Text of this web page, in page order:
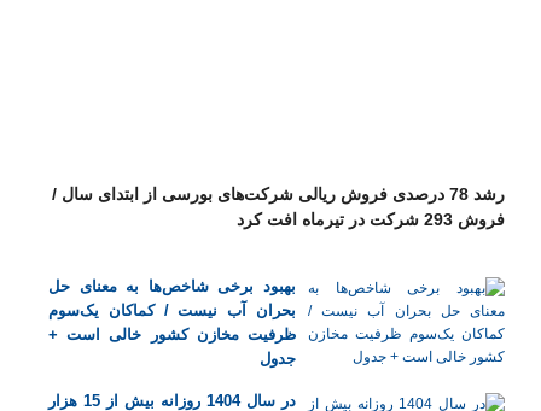
رشد 78 درصدی فروش ریالی شرکت‌های بورسی از ابتدای سال /
فروش 293 شرکت در تیرماه افت کرد
بهبود برخی شاخص‌ها به معنای حل
بحران آب نیست / کماکان یک‌سوم
ظرفیت مخازن کشور خالی است +
جدول
در سال 1404 روزانه بیش از 15 هزار